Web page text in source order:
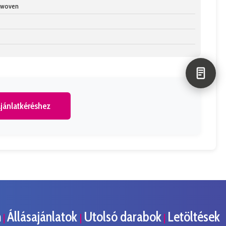
| Állásajánlatok | Utolsó darabok | Letöltések